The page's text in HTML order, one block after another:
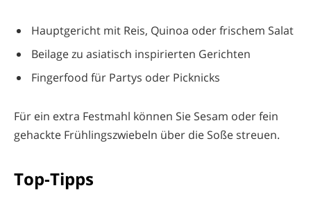
Hauptgericht mit Reis, Quinoa oder frischem Salat
Beilage zu asiatisch inspirierten Gerichten
Fingerfood für Partys oder Picknicks
Für ein extra Festmahl können Sie Sesam oder fein
gehackte Frühlingszwiebeln über die Soße streuen.
Top-Tipps